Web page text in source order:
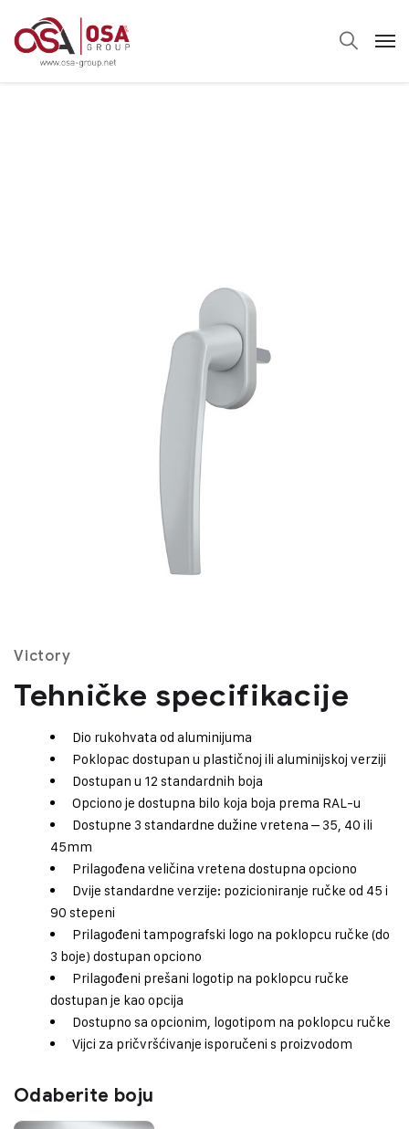
Victory
Tehničke specifikacije
Dio rukohvata od aluminijuma
Poklopac dostupan u plastičnoj ili aluminijskoj verziji
Dostupan u 12 standardnih boja
Opciono je dostupna bilo koja boja prema RAL-u
Dostupne 3 standardne dužine vretena – 35, 40 ili
45mm
Prilagođena veličina vretena dostupna opciono
Dvije standardne verzije: pozicioniranje ručke od 45 i
90 stepeni
Prilagođeni tampografski logo na poklopcu ručke (do
3 boje) dostupan opciono
Prilagođeni prešani logotip na poklopcu ručke
dostupan je kao opcija
Dostupno sa opcionim, logotipom na poklopcu ručke
Vijci za pričvršćivanje isporučeni s proizvodom
Odaberite boju